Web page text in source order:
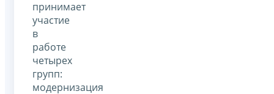
принимает
участие
в
работе
четырех
групп:
модернизация